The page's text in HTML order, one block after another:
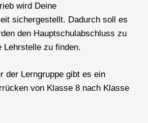
wird Deine
sichergestellt. Dadurch soll es
den Hauptschulabschluss zu
Lehrstelle zu finden.
der Lerngruppe gibt es ein
von Klasse 8 nach Klasse